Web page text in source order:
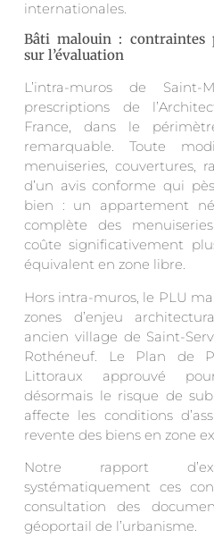
internationales.
Bâti malouin : contraintes
sur l’évaluation
L’intra-muros de
prescriptions de
France, dans le
remarquable. Toute
menuiseries, couvertures,
d’un avis conforme qui
bien : un appartement
complète des
coûte significativement
équivalent en zone libre.
Hors intra-muros, le PLU
zones d’enjeu
ancien village de Saint-
Rothéneuf. Le Plan de
Littoraux approuvé
désormais le risque de
affecte les conditions
revente des biens en zone
Notre rapport
systématiquement ces
consultation des
géoportail de l’urbanisme.